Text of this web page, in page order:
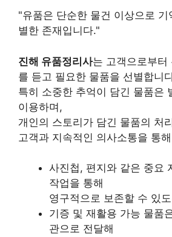
"유품은 단순한 물건 이상으로 기
별한 존재입니다."
진해 유품정리사는 고객으로부터
를 듣고 필요한 물품을 선별합니
특히 소중한 추억이 담긴 물품은
이용하며,
개인의 스토리가 담긴 물품의 처
고객과 지속적인 의사소통을 통
사진첩, 편지와 같은 중요
작업을 통해
영구적으로 보존할 수 있
기증 및 재활용 가능 물품
관으로 전달해